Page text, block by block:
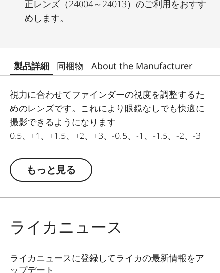
正レンズ（24004～24013）のご利用をおすす
めします。
製品詳細 同梱物 About the Manufacturer
視力に合わせてファインダーの視度を調整するた
めのレンズです。これにより眼鏡なしでも快適に
撮影できるようになります
0.5、+1、+1.5、+2、+3、-0.5、-1、-1.5、-2、-3
M型カメラのファインダーの視度は平均的な -0.5
dpt.に設定されています。
もっと見る
ライカニュース
ライカニュースに登録してライカの最新情報をア
ップデート